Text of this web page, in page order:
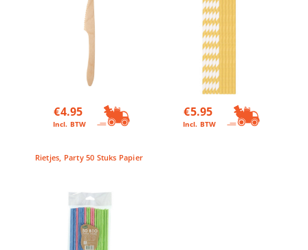
€4.95
Incl. BTW
€5.95
Incl. BTW
Rietjes, Party 50 Stuks Papier